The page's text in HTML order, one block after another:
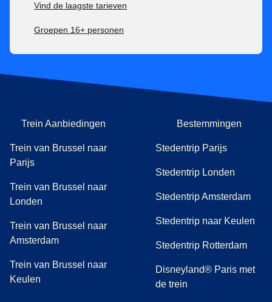
Vind de laagste tarieven
Groepen 16+ personen
Trein Aanbiedingen
Trein van Brussel naar
Parijs
Trein van Brussel naar
Londen
Trein van Brussel naar
Amsterdam
Trein van Brussel naar
Keulen
Bestemmingen
Stedentrip Parijs
Stedentrip Londen
Stedentrip Amsterdam
Stedentrip naar Keulen
Stedentrip Rotterdam
Disneyland® Paris met
de trein